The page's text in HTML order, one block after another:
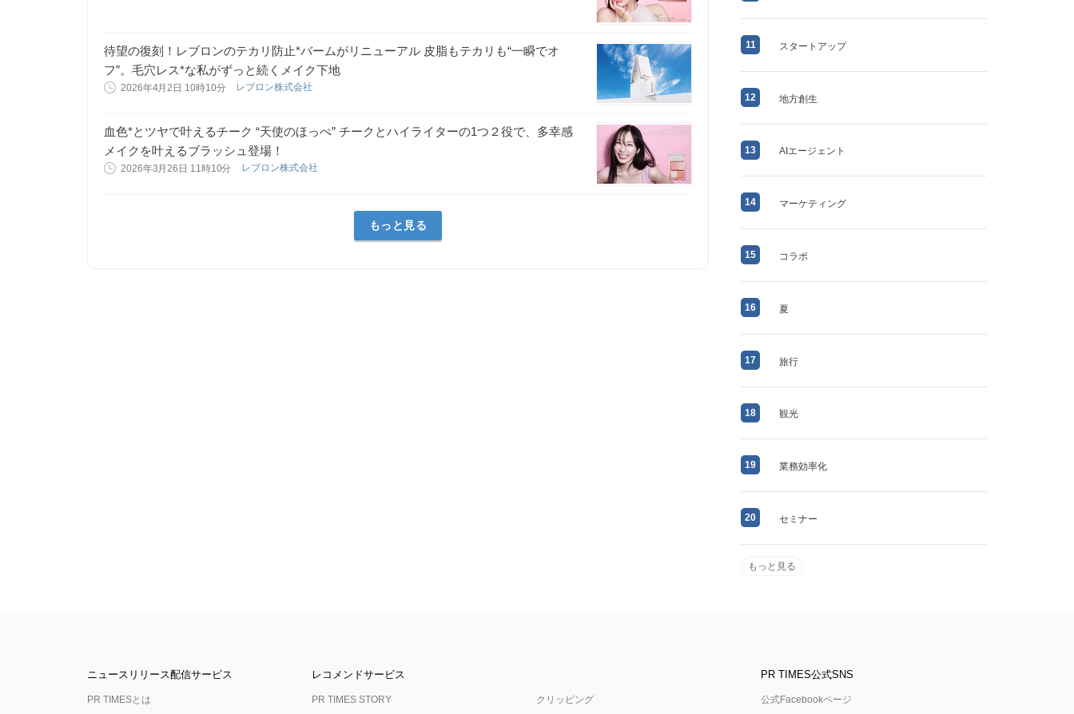
待望の復刻！レブロンのテカリ防止*バームがリニューアル 皮脂もテカリも“一瞬でオ
フ”。毛穴レス*な私がずっと続くメイク下地
2026年4月2日 10時10分 レブロン株式会社
血色*とツヤで叶えるチーク “天使のほっぺ” チークとハイライターの1つ２役で、多幸感
メイクを叶えるブラッシュ登場！
2026年3月26日 11時10分 レブロン株式会社
もっと見る
11 スタートアップ
12 地方創生
13 AIエージェント
14 マーケティング
15 コラボ
16 夏
17 旅行
18 観光
19 業務効率化
20 セミナー
もっと見る
ニュースリリース配信サービス
PR TIMESとは
レコメンドサービス
PR TIMES STORY クリッピング
PR TIMES公式SNS
公式Facebookページ